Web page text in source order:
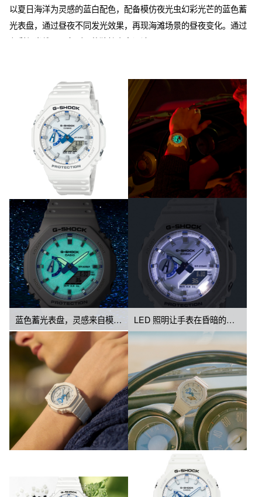
以夏日海洋为灵感的蓝白配色，配备模仿夜光虫幻彩光芒的蓝色蓄
光表盘，通过昼夜不同发光效果，再现海滩场景的昼夜变化。通过
色彩与光线凸显各型号的独特表盘设计。
从假日休闲风格到工装元素服饰，该表款皆可作为你穿搭的点睛之
蓝色蓄光表盘，灵感来自模仿夜光虫的幻彩光芒 LED 照明让手表在昏暗的光线下依然清晰可辨